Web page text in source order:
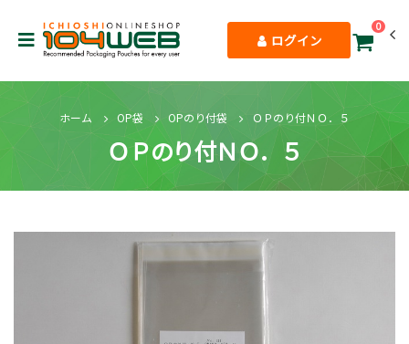
ログイン
0
ホーム OP袋 OPのり付袋 ＯＰのり付ＮＯ．５
ＯＰのり付ＮＯ．５